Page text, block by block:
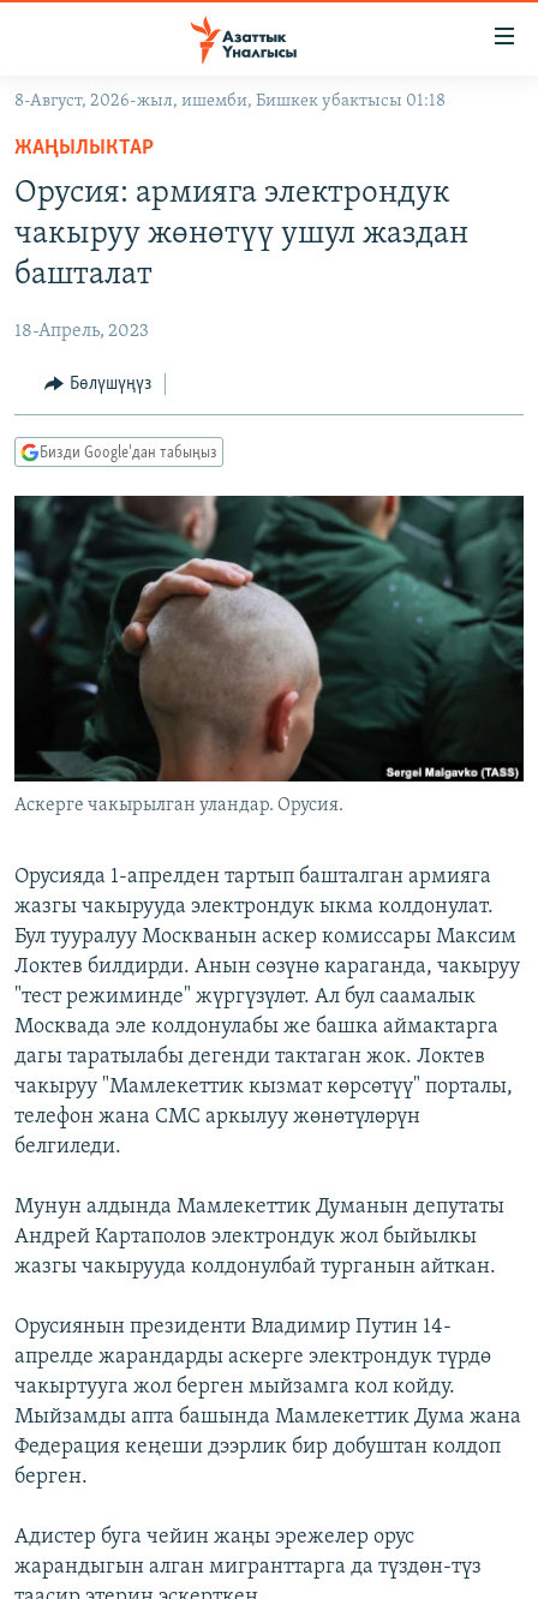
Навигацияга
өтүңүз
Издөөгө
салыңызКЫРГЫЗСТАН
МАДАНИЯТ
ДҮЙНӨ
УКРАИНА
ТВ ПРОГРАММАЛАР
БҮГҮН АЗАТТЫКТА
ДАНИСТЕ
ЭЖЕ-СИҢДИЛЕР
АЗАТТЫК+
ЫҢГАЙСЫЗ СУРООЛОР
ПОДКАСТ
Русский
ОНЛАЙН ШЕРИНЕ
ЭЕ/АРнун бардык сайттары
8-Август, 2026-жыл, ишемби, Бишкек убактысы 01:18
ЖАҢЫЛЫКТАР
Орусия: армияга электрондук
чакыруу жөнөтүү ушул жаздан
башталат
18-Апрель, 2023
Бөлүшүңүз
Бизди Google'дан табыңыз
Аскерге чакырылган уландар. Орусия.
Орусияда 1-апрелден тартып башталган армияга
жазгы чакырууда электрондук ыкма колдонулат.
Бул тууралуу Москванын аскер комиссары Максим
Локтев билдирди. Анын сөзүнө караганда, чакыруу
"тест режиминде" жүргүзүлөт. Ал бул саамалык
Москвада эле колдонулабы же башка аймактарга
дагы таратылабы дегенди тактаган жок. Локтев
чакыруу "Мамлекеттик кызмат көрсөтүү" порталы,
телефон жана СМС аркылуу жөнөтүлөрүн
белгиледи.
Мунун алдында Мамлекеттик Думанын депутаты
Андрей Картаполов электрондук жол быйылкы
жазгы чакырууда колдонулбай турганын айткан.
Орусиянын президенти Владимир Путин 14-
апрелде жарандарды аскерге электрондук түрдө
чакыртууга жол берген мыйзамга кол койду.
Мыйзамды апта башында Мамлекеттик Дума жана
Федерация кеңеши дээрлик бир добуштан колдоп
берген.
Адистер буга чейин жаңы эрежелер орус
жарандыгын алган мигранттарга да түздөн-түз